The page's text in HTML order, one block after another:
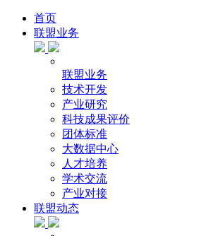
首页
联盟业务
联盟业务
技术开发
产业研究
科技成果评价
团体标准
大数据中心
人才培养
学术交流
产业对接
联盟动态